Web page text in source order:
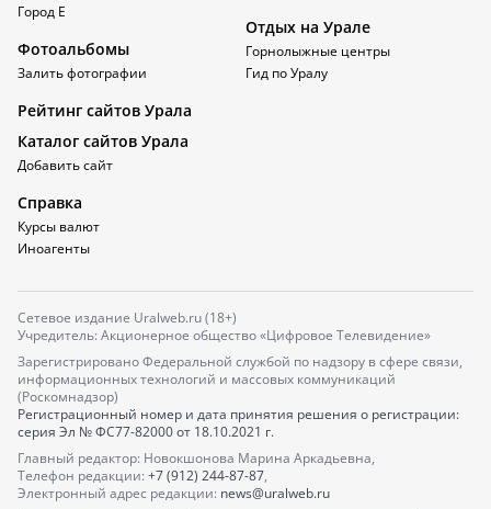
Город Е
Фотоальбомы
Залить фотографии
Отдых на Урале
Горнолыжные центры
Гид по Уралу
Рейтинг сайтов Урала
Каталог сайтов Урала
Добавить сайт
Справка
Курсы валют
Иноагенты
Сетевое издание Uralweb.ru (18+)
Учредитель: Акционерное общество «Цифровое Телевидение»
Зарегистрировано Федеральной службой по надзору в сфере связи,
информационных технологий и массовых коммуникаций
(Роскомнадзор)
Регистрационный номер и дата принятия решения о регистрации:
серия Эл № ФС77-82000от 18.10.2021 г.
Главный редактор: Новокшонова Марина Аркадьевна,
Телефон редакции: +7 (912) 244-87-87,
Электронный адрес редакции: news@uralweb.ru